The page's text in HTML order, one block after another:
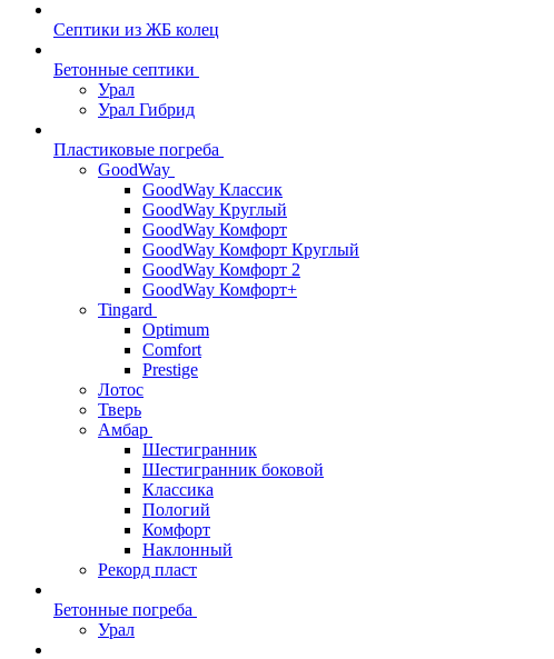
Септики из ЖБ колец
Бетонные септики
Урал
Урал Гибрид
Пластиковые погреба
GoodWay
GoodWay Классик
GoodWay Круглый
GoodWay Комфорт
GoodWay Комфорт Круглый
GoodWay Комфорт 2
GoodWay Комфорт+
Tingard
Optimum
Comfort
Prestige
Лотос
Тверь
Амбар
Шестигранник
Шестигранник боковой
Классика
Пологий
Комфорт
Наклонный
Рекорд пласт
Бетонные погреба
Урал